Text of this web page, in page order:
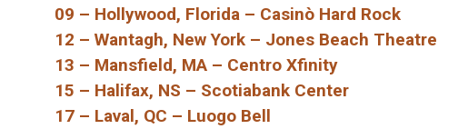
09 – Hollywood, Florida – Casinò Hard Rock
12 – Wantagh, New York – Jones Beach Theatre
13 – Mansfield, MA – Centro Xfinity
15 – Halifax, NS – Scotiabank Center
17 – Laval, QC – Luogo Bell